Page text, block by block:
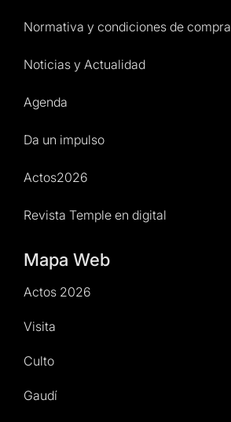
Normativa y condiciones de compra
Noticias y Actualidad
Agenda
Da un impulso
Actos2026
Revista Temple en digital
Mapa Web
Actos 2026
Visita
Culto
Gaudí